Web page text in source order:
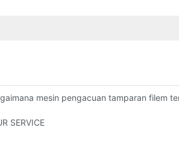
mesin pengacuan tamparan filem
ketebalan filem yang tidak sekata?
SERVICE